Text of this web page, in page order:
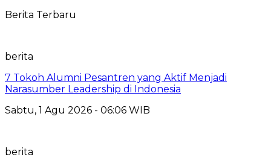
Berita Terbaru
berita
7 Tokoh Alumni Pesantren yang Aktif Menjadi
Narasumber Leadership di Indonesia
Sabtu, 1 Agu 2026 - 06:06 WIB
berita